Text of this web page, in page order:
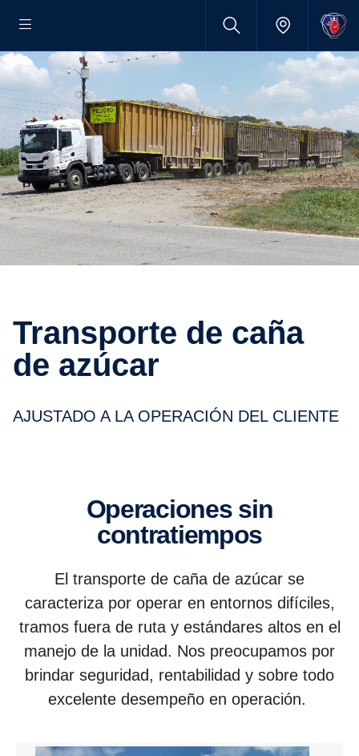
transporte de caña
de azúcar
AJUSTADO A LA OPERACIÓN DEL CLIENTE
Operaciones sin
contratiempos
El transporte de caña de azúcar se
caracteriza por operar en entornos difíciles,
tramos fuera de ruta y estándares altos en el
manejo de la unidad. Nos preocupamos por
brindar seguridad, rentabilidad y sobre todo
excelente desempeño en operación.